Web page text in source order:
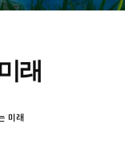
래
미래